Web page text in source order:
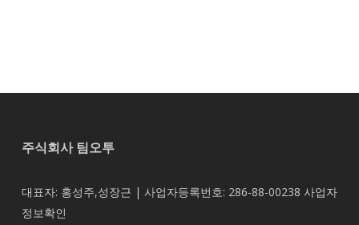
주식회사 팀오투
대표자: 홍성주,성장근 | 사업자등록번호: 286-88-00238 사업자
정보확인